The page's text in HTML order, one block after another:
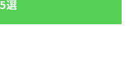
選